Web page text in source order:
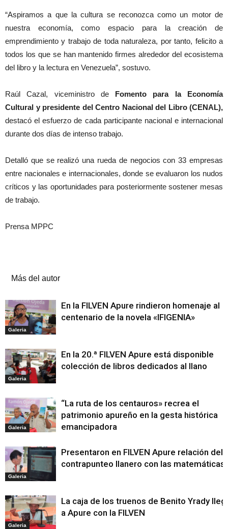
“Aspiramos a que la cultura se reconozca como un motor de
nuestra economía, como espacio para la creación de
emprendimiento y trabajo de toda naturaleza, por tanto, felicito a
todos los que se han mantenido firmes alrededor del ecosistema
del libro y la lectura en Venezuela”, sostuvo.
Raúl Cazal, viceministro de Fomento para la Economía
Cultural y presidente del Centro Nacional del Libro (CENAL),
destacó el esfuerzo de cada participante nacional e internacional
durante dos días de intenso trabajo.
Detalló que se realizó una rueda de negocios con 33 empresas
entre nacionales e internacionales, donde se evaluaron los nudos
críticos y las oportunidades para posteriormente sostener mesas
de trabajo.
Prensa MPPC
Más del autor
Galeria
En la FILVEN Apure rindieron homenaje al
centenario de la novela «IFIGENIA»
Galeria
En la 20.ª FILVEN Apure está disponible
colección de libros dedicados al llano
Galeria
“La ruta de los centauros» recrea el
patrimonio apureño en la gesta histórica
emancipadora
Galeria
Presentaron en FILVEN Apure relación del
contrapunteo llanero con las matemáticas
Galeria
La caja de los truenos de Benito Yrady
a Apure con la FILVEN